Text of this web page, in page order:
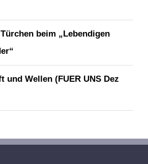
beim „Lebendigen
und Wellen (FUER UNS Dez